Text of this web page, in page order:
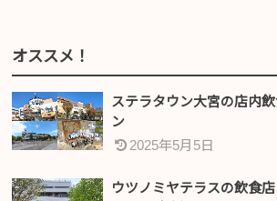
オススメ！
ステラタウン大宮の店内
ン
2025年5月5日
ウツノミヤテラスの飲食